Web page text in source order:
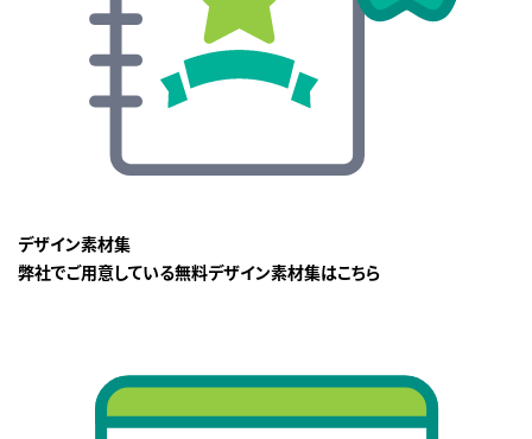
デザイン素材集
弊社でご用意している無料デザイン素材集はこちら